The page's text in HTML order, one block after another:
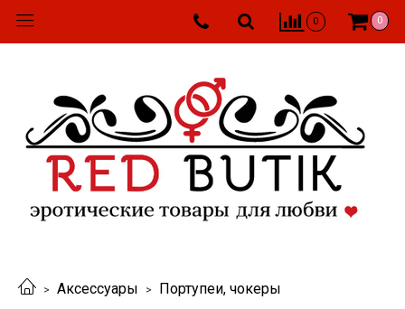
0 0
Аксессуары Портупеи, чокеры